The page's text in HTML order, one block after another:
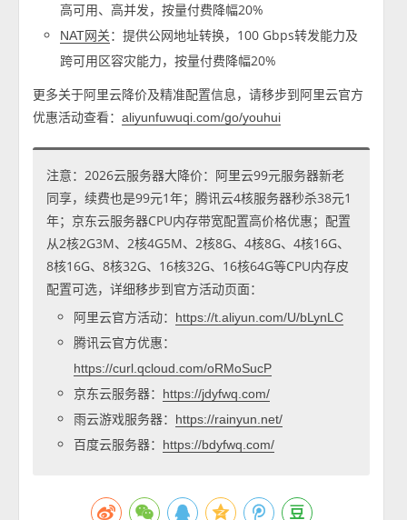
高可用、高并发，按量付费降幅20%
NAT网关：提供公网地址转换，100 Gbps转发能力及
跨可用区容灾能力，按量付费降幅20%
更多关于阿里云降价及精准配置信息，请移步到阿里云官方
优惠活动查看：aliyunfuwuqi.com/go/youhui
注意：2026云服务器大降价：阿里云99元服务器新老
同享，续费也是99元1年；腾讯云4核服务器秒杀38元1
年；京东云服务器CPU内存带宽配置高价格优惠；配置
从2核2G3M、2核4G5M、2核8G、4核8G、4核16G、
8核16G、8核32G、16核32G、16核64G等CPU内存皮
配置可选，详细移步到官方活动页面：
阿里云官方活动：
https://t.aliyun.com/U/bLynLC
腾讯云官方优惠：
https://curl.qcloud.com/oRMoSucP
京东云服务器： https://jdyfwq.com/
雨云游戏服务器： https://rainyun.net/
百度云服务器： https://bdyfwq.com/